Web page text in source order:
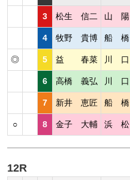
3 松生 信二 山 陽
4 牧野 貴博 船 橋
◎ 5 益 春菜 川 口
6 高橋 義弘 川 口
7 新井 恵匠 船 橋
○ 8 金子 大輔 浜 松
12R